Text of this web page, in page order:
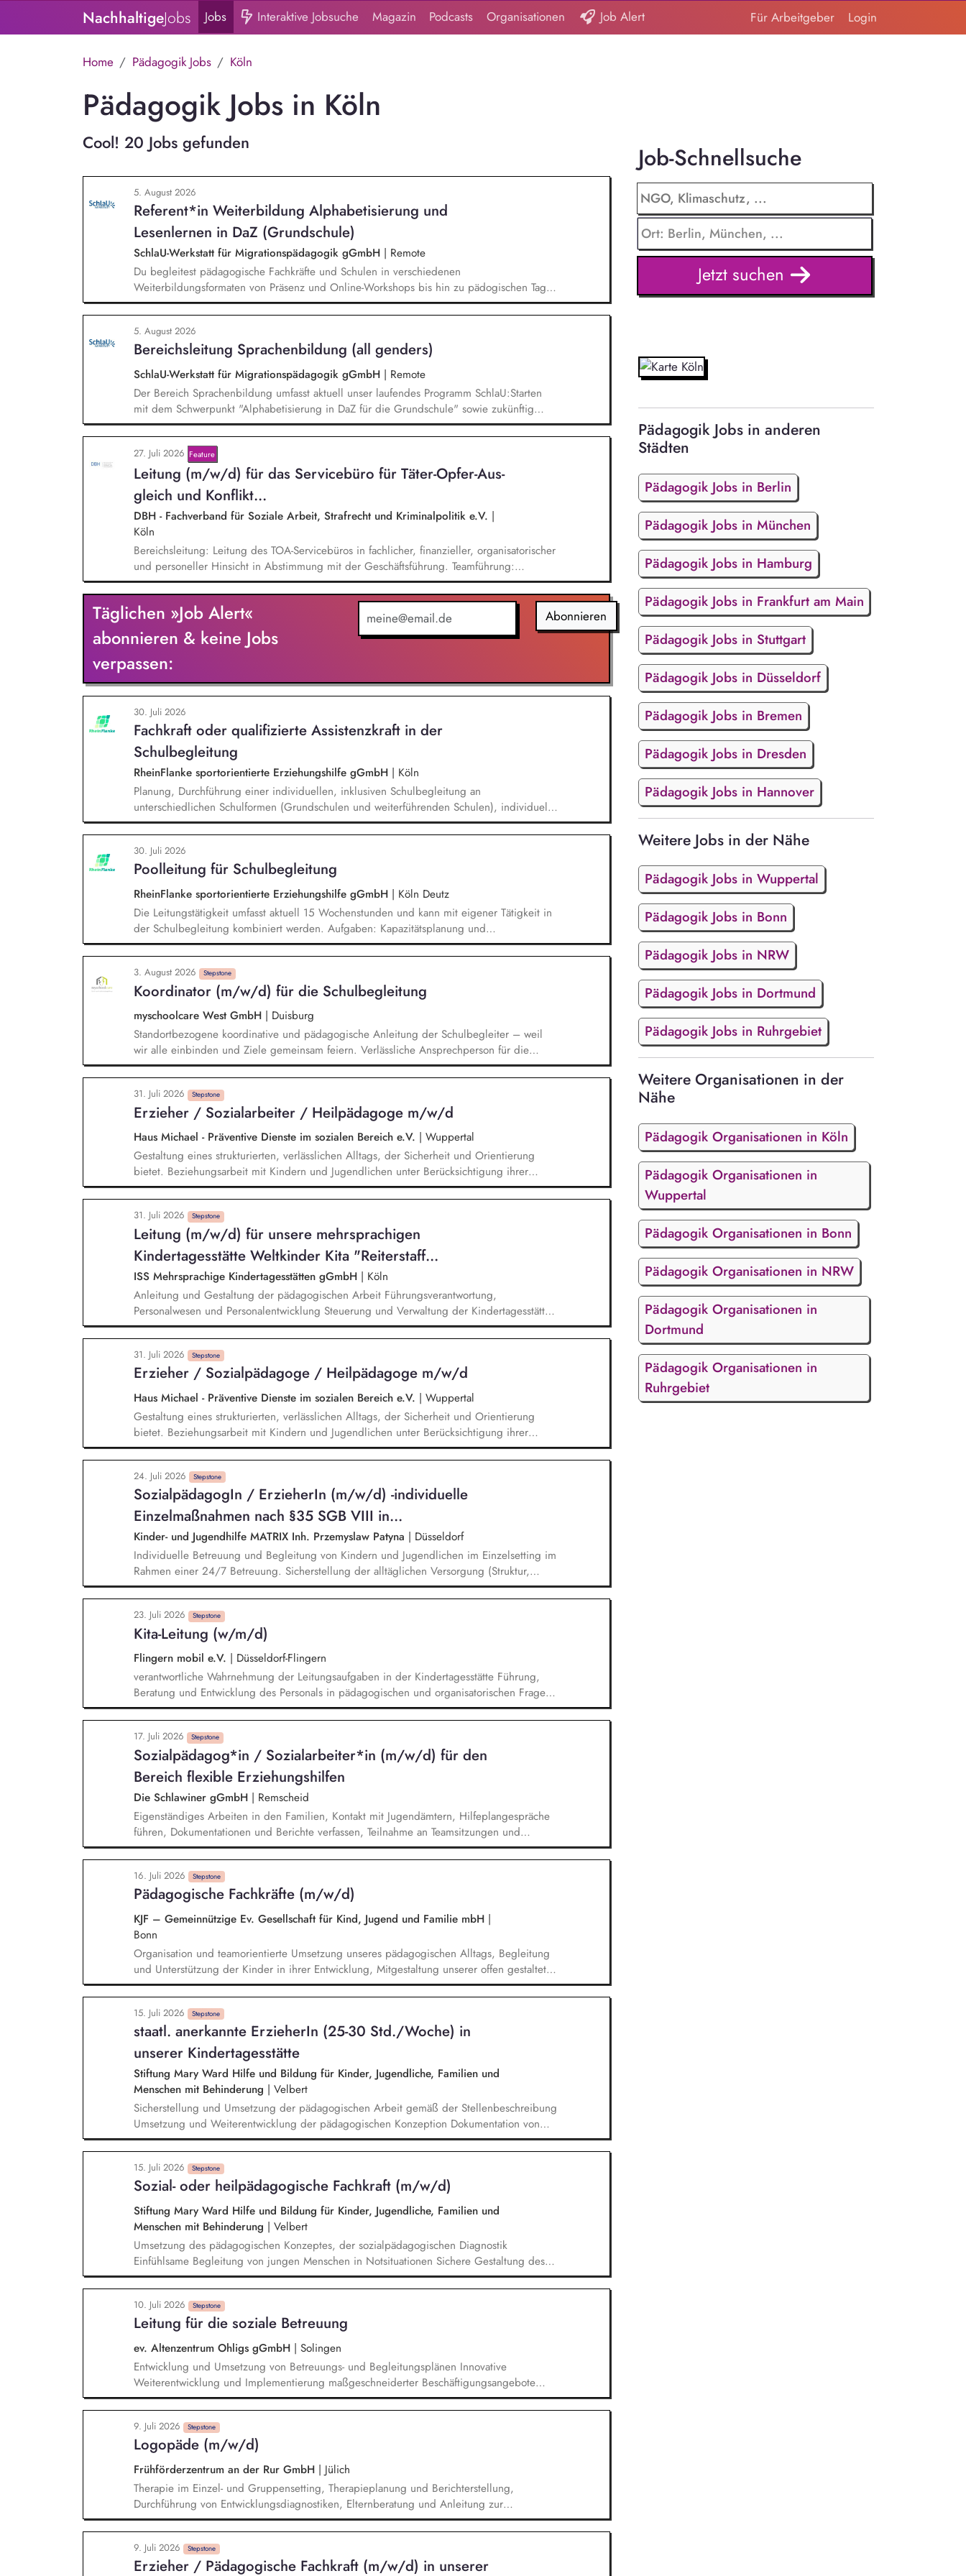
NachhaltigeJobs Jobs Interaktive Jobsuche Magazin Podcasts Organisationen Job Alert Für Arbeitgeber Login
Home Pädagogik Jobs Köln
Pädagogik Jobs in Köln
Cool! 20 Jobs gefunden
5. August 2026
Referent*in Weiterbildung Alphabetisierung und
Lesenlernen in DaZ (Grundschule)
SchlaU-Werkstatt für Migrationspädagogik gGmbH | Remote
Du begleitest pädagogische Fachkräfte und Schulen in verschiedenen
Weiterbildungsformaten von Präsenz und Online-Workshops bis hin zu pädogischen Tagen
und erstellst Online-Selbstlernkurse für unsere Plattform schlau-lernen.org. Die inhaltlichen
Schwerpunkte liegen dabei auf den Bereichen Lesen lernen,
Mehrsprachigkeitsbewusstsein und Alphabetisierung in der Grundschule.
5. August 2026
Bereichsleitung Sprachenbildung (all genders)
SchlaU-Werkstatt für Migrationspädagogik gGmbH | Remote
Der Bereich Sprachenbildung umfasst aktuell unser laufendes Programm SchlaU:Starten
mit dem Schwerpunkt "Alphabetisierung in DaZ für die Grundschule" sowie zukünftig
weitere auf Unterrichtsmaterial bezogene Projekte mit den Schwerpunkten
sprachensensibles und rassismuskritisches Deutschlernen von der Grundschule bis in die
Berufliche Bildung. Der Bereich Sprachenbildung entwickelt in seinen Projekten dazu
zielgruppengerechte und innovative Unterrichtsmaterialien und begleitet pädagogische
Fachkräfte mit daran angeschlossenen Weiterbildungsangeboten online wie offline.
27. Juli 2026 Feature
Lei­tung (m/w/d) für das Servicebüro für Tä­ter-Op­fer-Aus­
gleich und Kon­flikt­...
DBH - Fachverband für Soziale Arbeit, Strafrecht und Kriminalpolitik e.V. |
Köln
Bereichsleitung: Leitung des TOA-Servicebüros in fachlicher, finanzieller, organisatorischer
und personeller Hinsicht in Abstimmung mit der Geschäftsführung. Teamführung:
Personalverantwortung für zwei Mitarbeitende. Strategische Organisationsentwicklung: Sie
verantworten die strategische und organisatorische Weiterentwicklung des TOA-
Servicebüros in den Bereichen Fortbildung, Information und Qualitätssicherung.
Projektmanagement: Verantwortliche Planung, Budgetierung und Projektcontrolling im
Rahmen von öffentlichen Zuwendungen.
Täglichen »Job Alert«
abonnieren & keine Jobs
verpassen:
Abonnieren
30. Juli 2026
Fachkraft oder qualifizierte Assistenzkraft in der
Schulbegleitung
RheinFlanke sportorientierte Erziehungshilfe gGmbH | Köln
Planung, Durchführung einer individuellen, inklusiven Schulbegleitung an
unterschiedlichen Schulformen (Grundschulen und weiterführenden Schulen), individuelle
Unterstützung eines:einer Schüler:in im Unterricht und in den Pausenzeiten, Beziehungs-
und Vertrauensarbeit, gemeinsames Erarbeiten von Methoden und Strategien mit den
Lehrer:innen und Sonderpädagog:innen, um Selbstständigkeit und Teilhabe zu fördern.
30. Juli 2026
Poolleitung für Schulbegleitung
RheinFlanke sportorientierte Erziehungshilfe gGmbH | Köln Deutz
Die Leitungstätigkeit umfasst aktuell 15 Wochenstunden und kann mit eigener Tätigkeit in
der Schulbegleitung kombiniert werden. Aufgaben: Kapazitätsplanung und
Stellenvertretung, Einarbeitung neuer Mitarbeitenden, Zielvereinbarung und
Entwicklungsgespräche mit Mitarbeitenden, Förderung Teambuilding und Teamarbeit,
Qualitätssicherung der pädagogischen Arbeit im Hilfeplanverfahren, Kommunikation im
Hinblick auf die Schnittstelle zwischen RheinFlanke und Schule.
3. August 2026 Stepstone
Koordinator (m/w/d) für die Schulbegleitung
myschoolcare West GmbH | Duisburg
Standortbezogene koordinative und pädagogische Anleitung der Schulbegleiter – weil
wir alle einbinden und Ziele gemeinsam feiern. Verlässliche Ansprechperson für die
Ämter und Schulen sowie für die Erziehungsberechtigten – weil wir tun, was wir sagen.
Kontaktaufnahme zu komplementären Hilfeeinrichtungen. Regelmäßiges vorbereitendes
Daten-Reporting sowie transparente und zeitnahe Kommunikation über alle relevanten
Entwicklungen. Teilnahme an Familienbesuchen und Netzwerktreffen. Vorbereitung und
Teilnahme an Hilfeplanungen. Proaktives Netzwerken in verschiedenen Anlaufstellen.
31. Juli 2026 Stepstone
Erzieher / Sozialarbeiter / Heilpädagoge m/w/d
Haus Michael - Präventive Dienste im sozialen Bereich e.V. | Wuppertal
Gestaltung eines strukturierten, verlässlichen Alltags, der Sicherheit und Orientierung
bietet. Beziehungsarbeit mit Kindern und Jugendlichen unter Berücksichtigung ihrer
individuellen Lebensgeschichten. Systemisches Denken: Zusammenhänge erkennen,
Verhalten einordnen, Muster verstehen. Förderung von Identitätsentwicklung, Selbstwert
und individuellen Stärken. Begleitung in lebenspraktischen Bereichen (Alltag, Schule,
Freizeit, Verantwortung). Zusammenarbeit mit Eltern, Sorgeberechtigten, Schulen,
Therapeut*innen und Jugendämtern.
31. Juli 2026 Stepstone
Leitung (m/w/d) für unsere mehrsprachigen
Kindertagesstätte Weltkinder Kita "Reiterstaff...
ISS Mehrsprachige Kindertagesstätten gGmbH | Köln
Anleitung und Gestaltung der pädagogischen Arbeit Führungsverantwortung,
Personalwesen und Personalentwicklung Steuerung und Verwaltung der Kindertagesstätte
Zusammenarbeit mit dem Träger Zusammenarbeit mit Eltern Zusammenarbeit und
Vernetzung mit anderen Institutionen Öffentlichkeitsarbeit und Außenvertretung
31. Juli 2026 Stepstone
Erzieher / Sozialpädagoge / Heilpädagoge m/w/d
Haus Michael - Präventive Dienste im sozialen Bereich e.V. | Wuppertal
Gestaltung eines strukturierten, verlässlichen Alltags, der Sicherheit und Orientierung
bietet. Beziehungsarbeit mit Kindern und Jugendlichen unter Berücksichtigung ihrer
individuellen Lebensgeschichten. Systemisches Denken: Zusammenhänge erkennen,
Verhalten einordnen, Muster verstehen. Förderung von Identitätsentwicklung, Selbstwert
und individuellen Stärken. Begleitung in lebenspraktischen Bereichen (Alltag, Schule,
Freizeit, Verantwortung). Zusammenarbeit mit Eltern, Sorgeberechtigten, Schulen,
Therapeut*innen und Jugendämtern.
24. Juli 2026 Stepstone
SozialpädagogIn / ErzieherIn (m/w/d) -individuelle
Einzelmaßnahmen nach §35 SGB VIII in...
Kinder- und Jugendhilfe MATRIX Inh. Przemyslaw Patyna | Düsseldorf
Individuelle Betreuung und Begleitung von Kindern und Jugendlichen im Einzelsetting im
Rahmen einer 24/7 Betreuung. Sicherstellung der alltäglichen Versorgung (Struktur,
Ernährung, Gesundheit, Schule, Freizeit etc.). Unterstützung im Klärungs- und
Rückführungsprozess sowie in der Verselbstständigung. Enge Zusammenarbeit mit
Jugendämtern, Schulen, Behörden und weiteren KooperationspartnerInnen. Schichtdienst
(inkl. Nacht- und Wochenenddiensten), gerne im Rahmen von 24 Std. Diensten, flexible
Schichtgestaltung möglich.
23. Juli 2026 Stepstone
Kita-Leitung (w/m/d)
Flingern mobil e.V. | Düsseldorf-Flingern
verantwortliche Wahrnehmung der Leitungsaufgaben in der Kindertagesstätte Führung,
Beratung und Entwicklung des Personals in pädagogischen und organisatorischen Fragen
Fachkenntnisse und Sensibilität in Sachen des Kindeswohls und Kindesschutzes
Budgetverantwortung und -steuerung Umsetzung des im Kinderbildungsgesetz genannten
Erziehungs- und Bildungsauftrages Mitverantwortung für Einstellungs- und
Bewerbungsverfahren enge Zusammenarbeit mit den Eltern im Rahmen der
Erziehungspartnerschaft
17. Juli 2026 Stepstone
Sozialpädagog*in / Sozialarbeiter*in (m/w/d) für den
Bereich flexible Erziehungshilfen
Die Schlawiner gGmbH | Remscheid
Eigenständiges Arbeiten in den Familien, Kontakt mit Jugendämtern, Hilfeplangespräche
führen, Dokumentationen und Berichte verfassen, Teilnahme an Teamsitzungen und
Supervision
16. Juli 2026 Stepstone
Pädagogische Fachkräfte (m/w/d)
KJF – Gemeinnützige Ev. Gesellschaft für Kind, Jugend und Familie mbH |
Bonn
Organisation und teamorientierte Umsetzung unseres pädagogischen Alltags, Begleitung
und Unterstützung der Kinder in ihrer Entwicklung, Mitgestaltung unserer offen gestalteten
Pädagogik, Sorge für die Einhaltung der Kinderrechte, Engagierte Gestaltung und
Umsetzung von pädagogischen Angeboten in vertrauensvoller Zusammenarbeit mit den
Kolleg*innen
15. Juli 2026 Stepstone
staatl. anerkannte ErzieherIn (25-30 Std./Woche) in
unserer Kindertagesstätte
Stiftung Mary Ward Hilfe und Bildung für Kinder, Jugendliche, Familien und
Menschen mit Behinderung | Velbert
Sicherstellung und Umsetzung der pädagogischen Arbeit gemäß der Stellenbeschreibung
Umsetzung und Weiterentwicklung der pädagogischen Konzeption Dokumentation von
Entwicklungsprozessen und Erstellung von Entwicklungsberichten Vorbereitung,
Durchführung und Nachbereitung der abgestimmten pädagogischen Angebote
Beobachtung der Kinder hinsichtlich ihres Entwicklungsstandes, Stärken und
Entwicklungsaufgaben Vertrauensvolle Zusammenarbeit mit den Familien (inkl. Planung
und Durchführung von Elterngesprächen)
15. Juli 2026 Stepstone
Sozial- oder heilpädagogische Fachkraft (m/w/d)
Stiftung Mary Ward Hilfe und Bildung für Kinder, Jugendliche, Familien und
Menschen mit Behinderung | Velbert
Umsetzung des pädagogischen Konzeptes, der sozialpädagogischen Diagnostik
Einfühlsame Begleitung von jungen Menschen in Notsituationen Sichere Gestaltung des
pädagogischen Alltags, auch in unvorhersehbaren Situationen Dokumentation der
pädagogischen Arbeit und Erstellung von Diagnostikberichten
10. Juli 2026 Stepstone
Leitung für die soziale Betreuung
ev. Altenzentrum Ohligs gGmbH | Solingen
Entwicklung und Umsetzung von Betreuungs- und Begleitungsplänen Innovative
Weiterentwicklung und Implementierung maßgeschneiderter Beschäftigungsangebote
Unterstützung beim Einzug sowie kontinuierliche enge Zusammenarbeit mit den
zuständigen Bezugspflegekräften, Bewohner*innen und Angehörigen Betreuung und
Anleitung der Bewohner*innen gemäß der geltenden Standards und Konzepte Planung
und Durchführung von Veranstaltungen, Gruppenaktivitäten sowie Einzelbetreuungen
Verantwortung für die Erstellung von Dienstplänen und das Führen von Gesprächen mit
Mitarbeitenden
9. Juli 2026 Stepstone
Logopäde (m/w/d)
Frühförderzentrum an der Rur GmbH | Jülich
Therapie im Einzel- und Gruppensetting, Therapieplanung und Berichterstellung,
Durchführung von Entwicklungsdiagnostiken, Elternberatung und Anleitung zur
sprachfördernden Unterstützung im Alltag, Netzwerkarbeit, enge Zusammenarbeit mit
unserem interdisziplinären Team für eine bestmögliche Förderung der Kinder.
9. Juli 2026 Stepstone
Erzieher / Pädagogische Fachkraft (m/w/d) in unserer
Job-Schnellsuche
Jetzt suchen
Pädagogik Jobs in anderen
Städten
Pädagogik Jobs in Berlin
Pädagogik Jobs in München
Pädagogik Jobs in Hamburg
Pädagogik Jobs in Frankfurt am Main
Pädagogik Jobs in Stuttgart
Pädagogik Jobs in Düsseldorf
Pädagogik Jobs in Bremen
Pädagogik Jobs in Dresden
Pädagogik Jobs in Hannover
Weitere Jobs in der Nähe
Pädagogik Jobs in Wuppertal
Pädagogik Jobs in Bonn
Pädagogik Jobs in NRW
Pädagogik Jobs in Dortmund
Pädagogik Jobs in Ruhrgebiet
Weitere Organisationen in der
Nähe
Pädagogik Organisationen in Köln
Pädagogik Organisationen in
Wuppertal
Pädagogik Organisationen in Bonn
Pädagogik Organisationen in NRW
Pädagogik Organisationen in
Dortmund
Pädagogik Organisationen in
Ruhrgebiet